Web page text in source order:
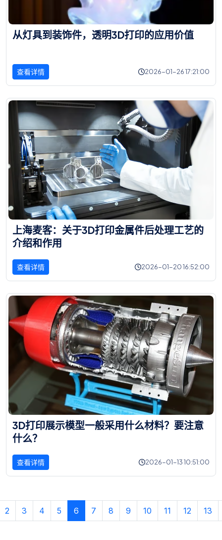
从灯具到 装饰件， 透明3D打印的应用价值
查看详情 2026-01-26 17:21:00
上海麦客： 关于3D打印金属件后处理工艺的
介绍和作用
查看详情 2026-01-20 16:52:00
3D打印展示模型一般采用什么材料？ 要注意
什么？
查看详情 2026-01-13 10:51:00
2 3 4 5 6 7 8 9 10 11 12 13